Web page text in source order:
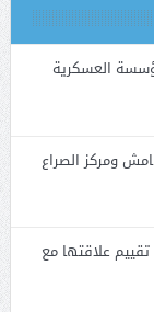
العسكرية
ومركز الصراع
علاقتها مع